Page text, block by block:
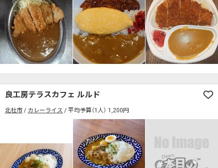
良工房テラスカフェ ルルド
北杜市 カレーライス 平均予算（1人） 1,200円